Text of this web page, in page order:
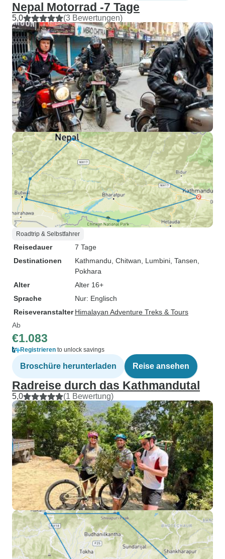
Nepal Motorrad -7 Tage
5,0 (3 Bewertungen)
Roadtrip & Selbstfahrer
Reisedauer
7 Tage
Destinationen
Kathmandu , Chitwan , Lumbini , Tansen
Pokhara
Alter
Alter 16+
Sprache
Nur: Englisch
Reiseveranstalter Himalayan Adventure Treks & Tours
Ab
€1.083
Registrieren to unlock savings
Broschüre herunterladen Reise ansehen
Radreise durch das Kathmandutal
5,0 (1 Bewertung)